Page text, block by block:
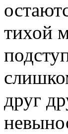
тихой
друг